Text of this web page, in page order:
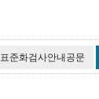
표준화검사안내공문